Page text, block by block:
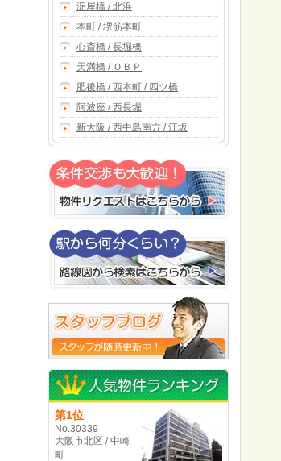
淀屋橋 / 北浜
本町 / 堺筋本町
心斎橋 / 長堀橋
天満橋 / ＯＢＰ
肥後橋 / 西本町 / 四ツ橋
阿波座 / 西長堀
新大阪 / 西中島南方 / 江坂
第1位
No.30339
大阪市北区 / 中崎
町